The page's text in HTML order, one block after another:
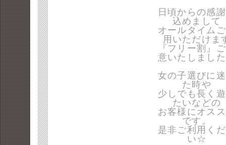
日頃からの感
込めまして
オールタイム
用いただけま
『フリー割』
意いたしまし
女の子選びに
た時や
少しでも長く
たいなどの
お客様にオス
です。
是非ご利用く
い☆